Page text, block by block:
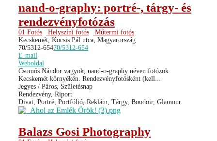
nand-o-graphy: portré-, tárgy- és
rendezvényfotózás
01 Fotós Helyszíni fotós
Műtermi fotós
Kecskemét, Kocsis Pál utca, Magyarország
70/5312-65470/5312-654
E-mail
Weboldal
Csomós Nándor vagyok, nand-o-graphy néven fotózok
Kecskemét környékén. Rendezvényfotósként (kell...
Jegyes / Páros, Születésnap
Rendezvény, Riport
Divat, Portré, Portfólió, Reklám, Tárgy, Boudoir, Glamour
Balazs Gosi Photography